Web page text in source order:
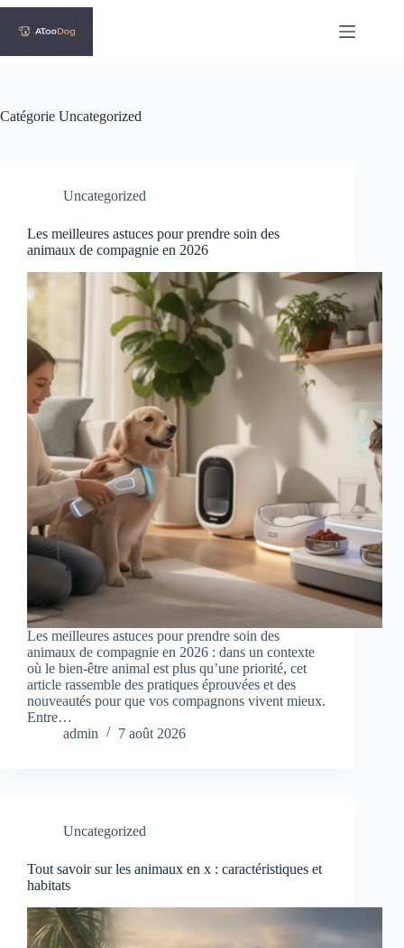
Passer
contenu
Catégorie Uncategorized
Uncategorized
Les meilleures astuces pour prendre soin des
animaux de compagnie en 2026
Les meilleures astuces pour prendre soin des
animaux de compagnie en 2026 : dans un contexte
où le bien-être animal est plus qu’une priorité, cet
article rassemble des pratiques éprouvées et des
nouveautés pour que vos compagnons vivent mieux.
Entre…
admin
7 août 2026
Uncategorized
Tout savoir sur les animaux en x : caractéristiques et
habitats